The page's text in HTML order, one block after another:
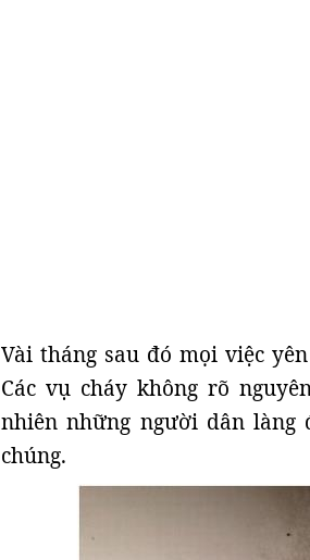
Vài tháng sau đó mọi việc
Các vụ cháy không rõ
nhiên những người dân làng
chúng.